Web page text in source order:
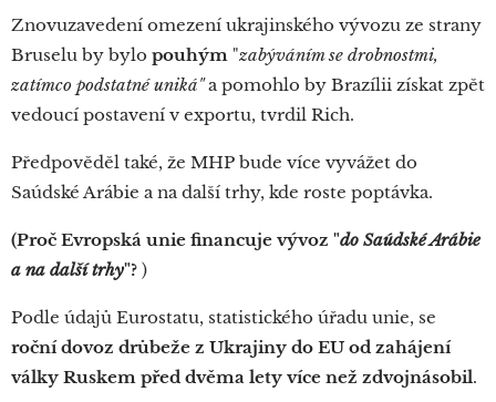
Znovuzavedení omezení ukrajinského vývozu ze strany
Bruselu by bylo pouhým "zabýváním se drobnostmi,
zatímco podstatné uniká"a pomohlo by Brazílii získat zpět
vedoucí postavení v exportu, tvrdil Rich.
Předpověděl také, že MHP bude více vyvážet do
Saúdské Arábie a na další trhy, kde roste poptávka.
(Proč Evropská unie financuje vývoz "do Saúdské Arábie
a na další trhy"? )
Podle údajů Eurostatu, statistického úřadu unie, se
roční dovoz drůbeže z Ukrajiny do EU od zahájení
války Ruskem před dvěma lety více než zdvojnásobil.